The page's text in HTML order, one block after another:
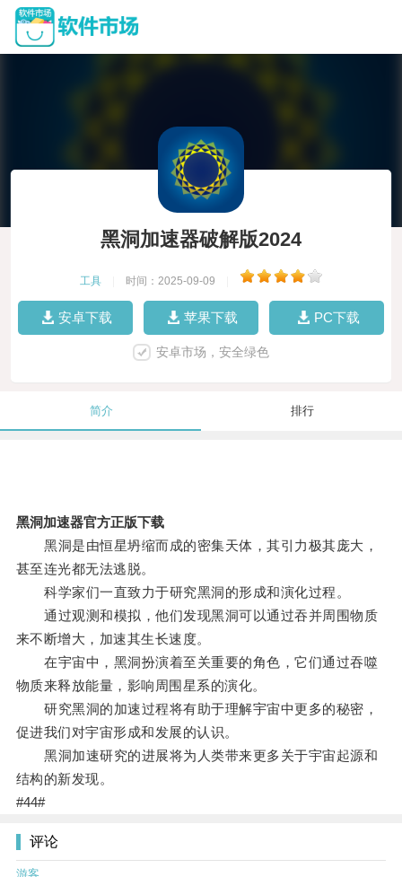
黑洞加速器破解版2024
工具 时间：2025-09-09
安卓下载 苹果下载 PC下载
安卓市场，安全绿色
简介 排行
黑洞加速器官方正版下载
黑洞是由恒星坍缩而成的密集天体，其引力极其庞大，
甚至连光都无法逃脱。
科学家们一直致力于研究黑洞的形成和演化过程。
通过观测和模拟，他们发现黑洞可以通过吞并周围物质
来不断增大，加速其生长速度。
在宇宙中，黑洞扮演着至关重要的角色，它们通过吞噬
物质来释放能量，影响周围星系的演化。
研究黑洞的加速过程将有助于理解宇宙中更多的秘密，
促进我们对宇宙形成和发展的认识。
黑洞加速研究的进展将为人类带来更多关于宇宙起源和
结构的新发现。
#44#
评论
游客